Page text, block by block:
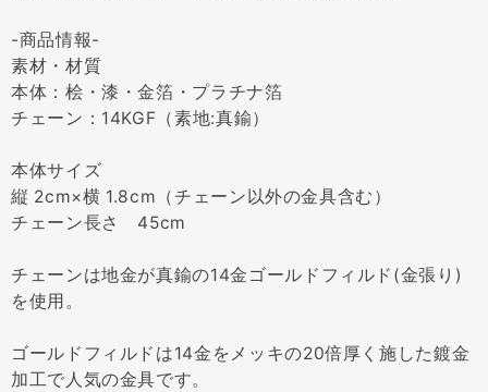
-商品情報-
素材・材質
本体：桧・漆・金箔・プラチナ箔
チェーン：14KGF（素地:真鍮）
本体サイズ
縦 2cm×横 1.8cm（チェーン以外の金具含む）
チェーン長さ 45cm
チェーンは地金が真鍮の14金ゴールドフィルド(金張り)
を使用。
ゴールドフィルドは14金をメッキの20倍厚く施した鍍金
加工で人気の金具です。